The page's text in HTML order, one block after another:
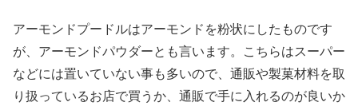
アーモンドプードルはアーモンドを粉状にしたものです
が、アーモンドパウダーとも言います。こちらはスーパー
などには置いていない事も多いので、通販や製菓材料を取
り扱っているお店で買うか、通販で手に入れるのが良いか